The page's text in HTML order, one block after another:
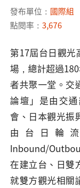
發布單位： 國際組
點閱率： 3,676
第17屆台日觀光
場，總計超過
者共聚一堂。交
論壇」是由交
會、日本觀光振
由台日輪
Inbound/
在建立台、日雙
就雙方觀光相關